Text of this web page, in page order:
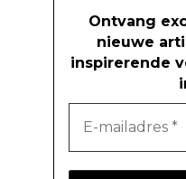
Ontvang
nieuwe
inspirerende